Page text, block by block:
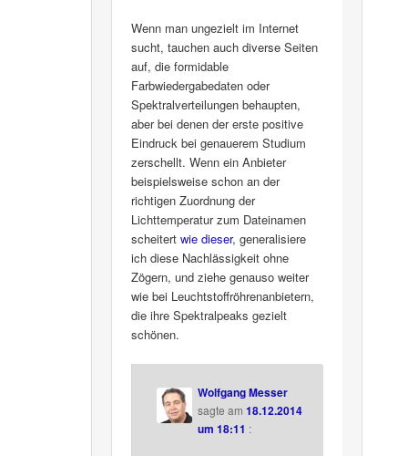
Wenn man ungezielt im Internet
sucht, tauchen auch diverse Seiten
auf, die formidable
Farbwiedergabedaten oder
Spektralverteilungen behaupten,
aber bei denen der erste positive
Eindruck bei genauerem Studium
zerschellt. Wenn ein Anbieter
beispielsweise schon an der
richtigen Zuordnung der
Lichttemperatur zum Dateinamen
scheitertwie dieser, generalisiere
ich diese Nachlässigkeit ohne
Zögern, und ziehe genauso weiter
wie bei Leuchtstoffröhrenanbietern,
die ihre Spektralpeaks gezielt
schönen.
Wolfgang Messer
sagte am 18.12.2014
um 18:11 :